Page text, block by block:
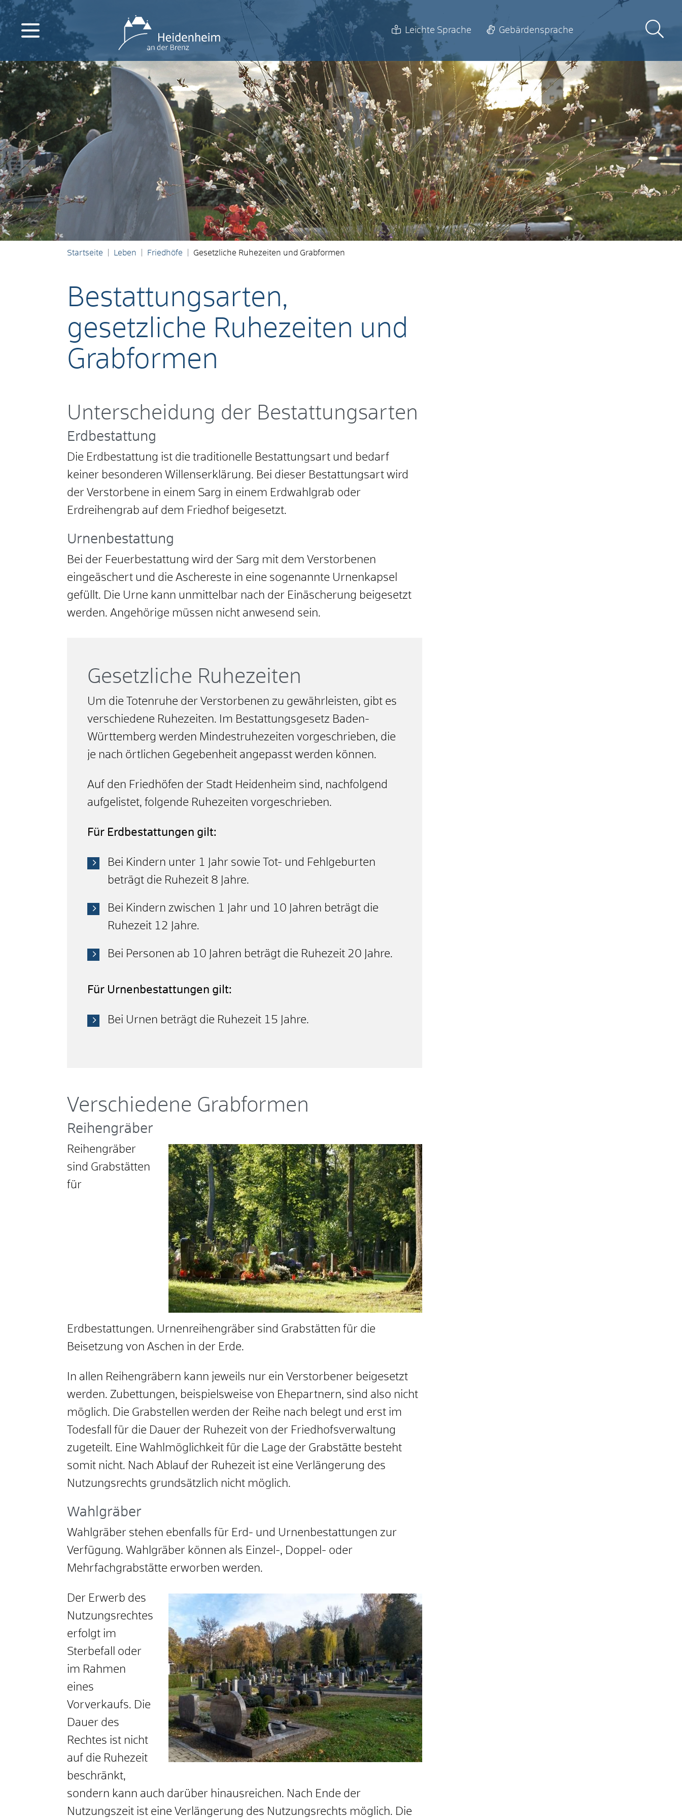
Leichte Sprache Gebärdensprache
Startseite Leben Friedhöfe Gesetzliche Ruhezeiten und Grabformen
Bestattungsarten,
gesetzliche Ruhezeiten und
Grabformen
Unterscheidung der Bestattungsarten
Erdbestattung
Die Erdbestattung ist die traditionelle Bestattungsart und bedarf
keiner besonderen Willenserklärung. Bei dieser Bestattungsart wird
der Verstorbene in einem Sarg in einem Erdwahlgrab oder
Erdreihengrab auf dem Friedhof beigesetzt.
Urnenbestattung
Bei der Feuerbestattung wird der Sarg mit dem Verstorbenen
eingeäschert und die Aschereste in eine sogenannte Urnenkapsel
gefüllt. Die Urne kann unmittelbar nach der Einäscherung beigesetzt
werden. Angehörige müssen nicht anwesend sein.
Gesetzliche Ruhezeiten
Um die Totenruhe der Verstorbenen zu gewährleisten, gibt es
verschiedene Ruhezeiten. Im Bestattungsgesetz Baden-
Württemberg werden Mindestruhezeiten vorgeschrieben, die
je nach örtlichen Gegebenheit angepasst werden können.
Auf den Friedhöfen der Stadt Heidenheim sind, nachfolgend
aufgelistet, folgende Ruhezeiten vorgeschrieben.
Für Erdbestattungen gilt:
Bei Kindern unter 1 Jahr sowie Tot- und Fehlgeburten
beträgt die Ruhezeit 8 Jahre.
Bei Kindern zwischen 1 Jahr und 10 Jahren beträgt die
Ruhezeit 12 Jahre.
Bei Personen ab 10 Jahren beträgt die Ruhezeit 20 Jahre.
Für Urnenbestattungen gilt:
Bei Urnen beträgt die Ruhezeit 15 Jahre.
Verschiedene Grabformen
Reihengräber
Reihengräber
sind Grabstätten
für
Erdbestattungen. Urnenreihengräber sind Grabstätten für die
Beisetzung von Aschen in der Erde.
In allen Reihengräbern kann jeweils nur ein Verstorbener beigesetzt
werden. Zubettungen, beispielsweise von Ehepartnern, sind also nicht
möglich. Die Grabstellen werden der Reihe nach belegt und erst im
Todesfall für die Dauer der Ruhezeit von der Friedhofsverwaltung
zugeteilt. Eine Wahlmöglichkeit für die Lage der Grabstätte besteht
somit nicht. Nach Ablauf der Ruhezeit ist eine Verlängerung des
Nutzungsrechts grundsätzlich nicht möglich.
Wahlgräber
Wahlgräber stehen ebenfalls für Erd- und Urnenbestattungen zur
Verfügung. Wahlgräber können als Einzel-, Doppel- oder
Mehrfachgrabstätte erworben werden.
Der Erwerb des
Nutzungsrechtes
erfolgt im
Sterbefall oder
im Rahmen
eines
Vorverkaufs. Die
Dauer des
Rechtes ist nicht
auf die Ruhezeit
beschränkt,
sondern kann auch darüber hinausreichen. Nach Ende der
Nutzungszeit ist eine Verlängerung des Nutzungsrechts möglich. Die